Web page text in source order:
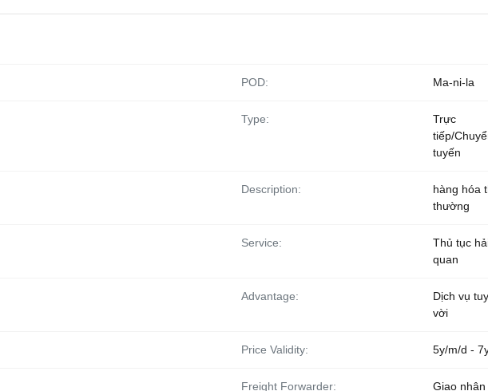
POD: Ma-ni-la
Type:
Trực
tiếp/
tuyến
Description:
hàng hóa
thường
Service:
Thủ tục
quan
Advantage:
Dịch vụ
vời
Price Validity: 5y/m/d -
Freight Forwarder:
Giao nhận